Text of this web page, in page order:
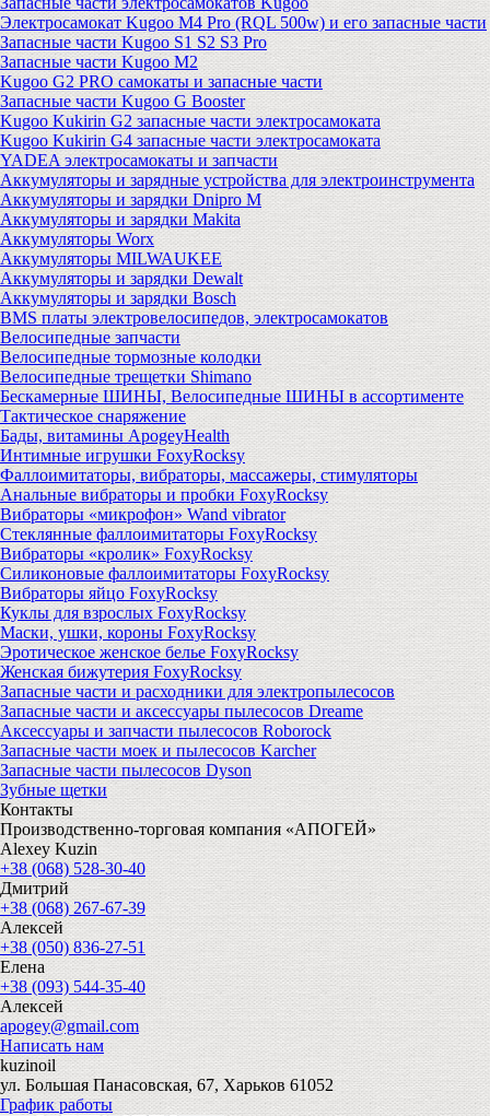
Электросамокат Kugoo M4 Pro (RQL 500w) и его запасные части
Запасные части Kugoo S1 S2 S3 Pro
Запасные части Kugoo M2
Kugoo G2 PRO самокаты и запасные части
Запасные части Kugoo G Booster
Kugoo Kukirin G2 запасные части электросамоката
Kugoo Kukirin G4 запасные части электросамоката
YADEA электросамокаты и запчасти
Аккумуляторы и зарядные устройства для электроинструмента
Аккумуляторы и зарядки Dnipro M
Аккумуляторы и зарядки Makita
Аккумуляторы Worx
Аккумуляторы MILWAUKEE
Аккумуляторы и зарядки Dewalt
Аккумуляторы и зарядки Bosch
BMS платы электровелосипедов, электросамокатов
Велосипедные запчасти
Велосипедные тормозные колодки
Велосипедные трещетки Shimano
Бескамерные ШИНЫ, Велосипедные ШИНЫ в ассортименте
Тактическое снаряжение
Бады, витамины ApogeyHealth
Интимные игрушки FoxyRocksy
Фаллоимитаторы, вибраторы, массажеры, стимуляторы
Анальные вибраторы и пробки FoxyRocksy
Вибраторы «микрофон» Wand vibrator
Стеклянные фаллоимитаторы FoxyRocksy
Вибраторы «кролик» FoxyRocksy
Силиконовые фаллоимитаторы FoxyRocksy
Вибраторы яйцо FoxyRocksy
Куклы для взрослых FoxyRocksy
Маски, ушки, короны FoxyRocksy
Эротическое женское белье FoxyRocksy
Женская бижутерия FoxyRocksy
Запасные части и расходники для электропылесосов
Запасные части и аксессуары пылесосов Dreame
Аксессуары и запчасти пылесосов Roborock
Запасные части моек и пылесосов Karcher
Запасные части пылесосов Dyson
Зубные щетки
Контакты
Производственно-торговая компания «АПОГЕЙ»
Alexey Kuzin
+38 (068) 528-30-40
Дмитрий
+38 (068) 267-67-39
Алексей
+38 (050) 836-27-51
Елена
+38 (093) 544-35-40
Алексей
apogey@gmail.com
Написать нам
kuzinoil
ул. Большая Панасовская, 67, Харьков 61052
График работы